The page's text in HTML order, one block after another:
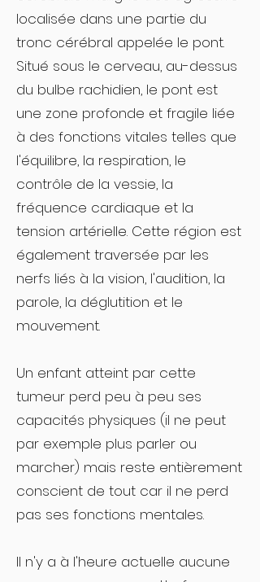
localisée dans une partie du
tronc cérébral appelée le pont.
Situé sous le cerveau, au-dessus
du bulbe rachidien, le pont est
une zone profonde et fragile liée
à des fonctions vitales telles que
l'équilibre, la respiration, le
contrôle de la vessie, la
fréquence cardiaque et la
tension artérielle. Cette région est
également traversée par les
nerfs liés à la vision, l'audition, la
parole, la déglutition et le
mouvement.
Un enfant atteint par cette
tumeur perd peu à peu ses
capacités physiques (il ne peut
par exemple plus parler ou
marcher) mais reste entièrement
conscient de tout car il ne perd
pas ses fonctions mentales.
Il n'y a à l'heure actuelle aucune